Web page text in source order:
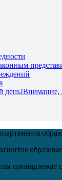
Внимание,
принадлежат